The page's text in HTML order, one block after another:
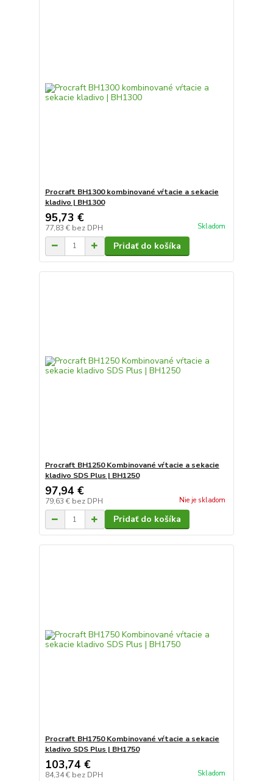
Procraft BH1300 kombinované vŕtacie a sekacie
kladivo | BH1300
95,73 €
77,83 € bez DPH Skladom
Pridať do košíka
Procraft BH1250 Kombinované vŕtacie a sekacie
kladivo SDS Plus | BH1250
97,94 €
79,63 € bez DPH Nie je skladom
Pridať do košíka
Procraft BH1750 Kombinované vŕtacie a sekacie
kladivo SDS Plus | BH1750
103,74 €
84,34 € bez DPH Skladom